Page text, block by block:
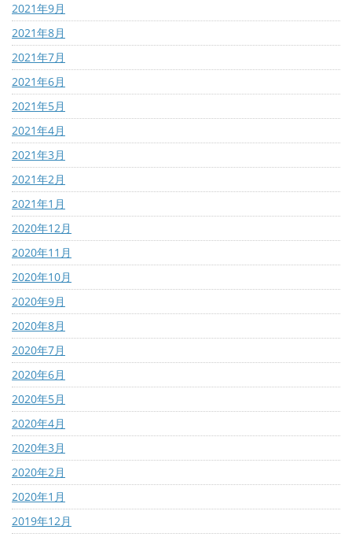
2021年9月
2021年8月
2021年7月
2021年6月
2021年5月
2021年4月
2021年3月
2021年2月
2021年1月
2020年12月
2020年11月
2020年10月
2020年9月
2020年8月
2020年7月
2020年6月
2020年5月
2020年4月
2020年3月
2020年2月
2020年1月
2019年12月